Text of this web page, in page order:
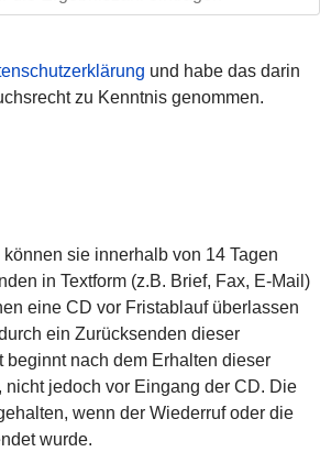
und habe das darin
zu Kenntnis genommen.
können sie innerhalb von 14 Tagen
in Textform (z.B. Brief, Fax, E-Mail)
eine CD vor Fristablauf überlassen
ein Zurücksenden dieser
beginnt nach dem Erhalten dieser
nicht jedoch vor Eingang der CD. Die
wenn der Wiederruf oder die
wurde.